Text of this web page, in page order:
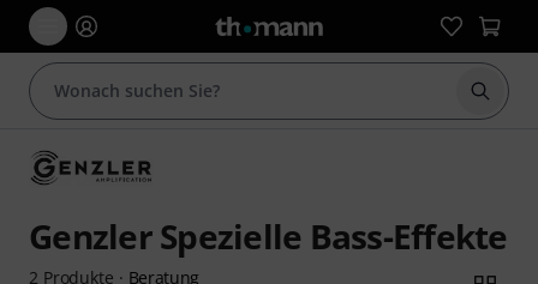
Suche
Genzler Spezielle Bass-Effekte
2 Produkte · Beratung